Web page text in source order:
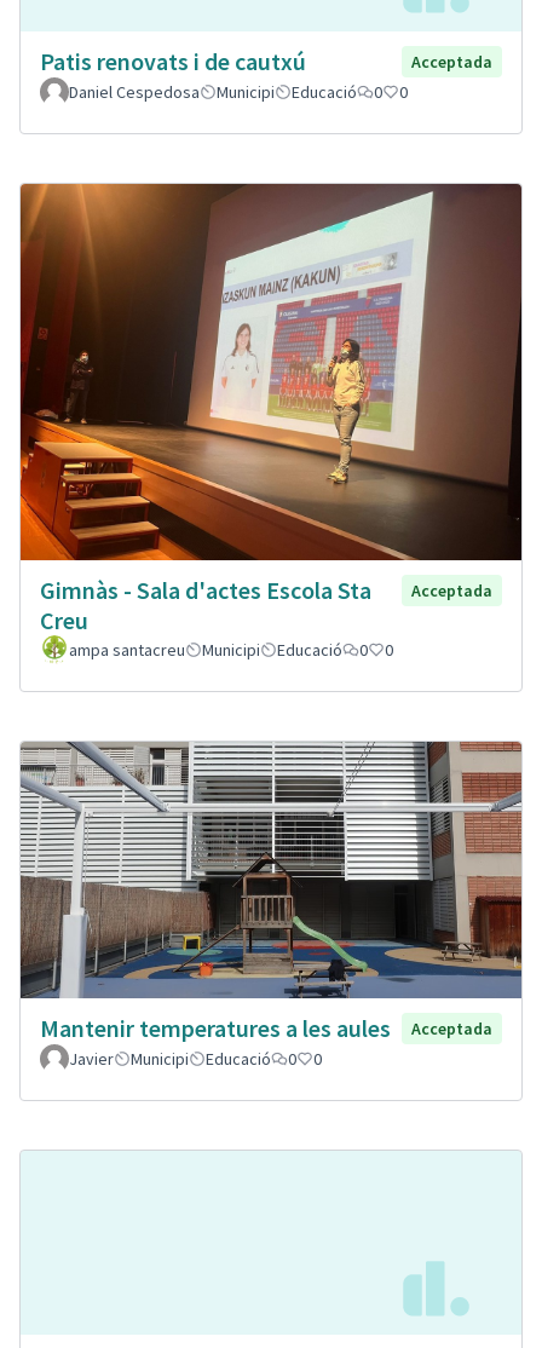
Patis renovats i de cautxú
Acceptada
Daniel Cespedosa
Municipi Educació 0 0
Gimnàs - Sala d'actes Escola Sta
Creu
Acceptada
ampa santacreu Municipi Educació 0 0
Mantenir temperatures a les aules
Acceptada
Javier
Municipi Educació 0 0